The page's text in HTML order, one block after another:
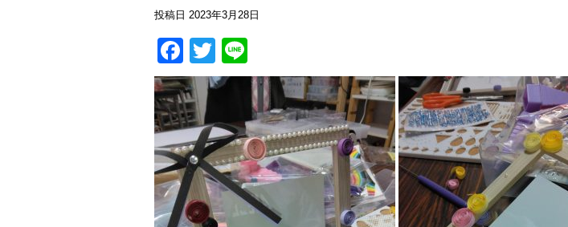
投稿日 2023年3月28日
Facebook
Twitter